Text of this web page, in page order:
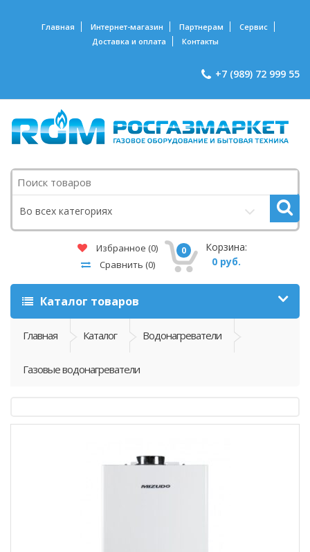
Главная Интернет-магазин Партнерам
Сервис
Доставка и оплата
Контакты
+7 (989) 72 999 55
Поиск
Во всех категориях
Избранное (0)
Сравнить (0)
0
Корзина:
0 руб.
Каталог товаров
Главная Каталог Водонагреватели
Газовые водонагреватели